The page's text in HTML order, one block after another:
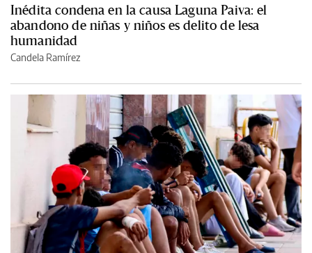
Inédita condena en la causa Laguna Paiva: el
abandono de niñas y niños es delito de lesa
humanidad
Candela Ramírez